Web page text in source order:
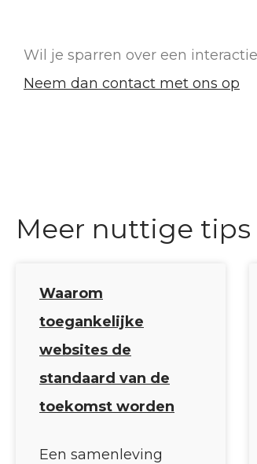
Wil je sparren over een
Neem dan contact met ons op
Meer nuttige tips
Waarom
toegankelijke
websites de
standaard van de
toekomst worden
Een samenleving